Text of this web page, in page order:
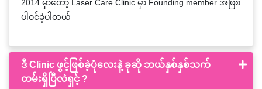
ပါဝင်ခဲ့ပါတယ်
ဒီ Clinic ဖွင့်ဖြစ်ခဲ့ပုံလေးနဲ့ ခုဆို ဘယ်နှစ်နှစ်သက်
တမ်းရှိပြီလဲရှင့် ?